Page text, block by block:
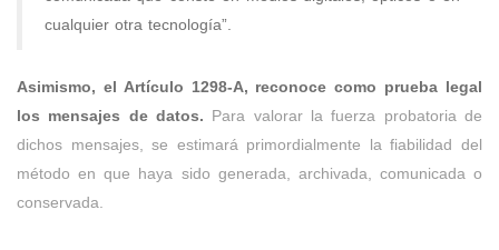
cualquier otra tecnología”.
Asimismo, el Artículo 1298-A, reconoce como prueba legal
los mensajes de datos. Para valorar la fuerza probatoria de
dichos mensajes, se estimará primordialmente la fiabilidad del
método en que haya sido generada, archivada, comunicada o
conservada.